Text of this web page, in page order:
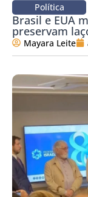
Política
Brasil e EUA
preservam
Mayara Leite